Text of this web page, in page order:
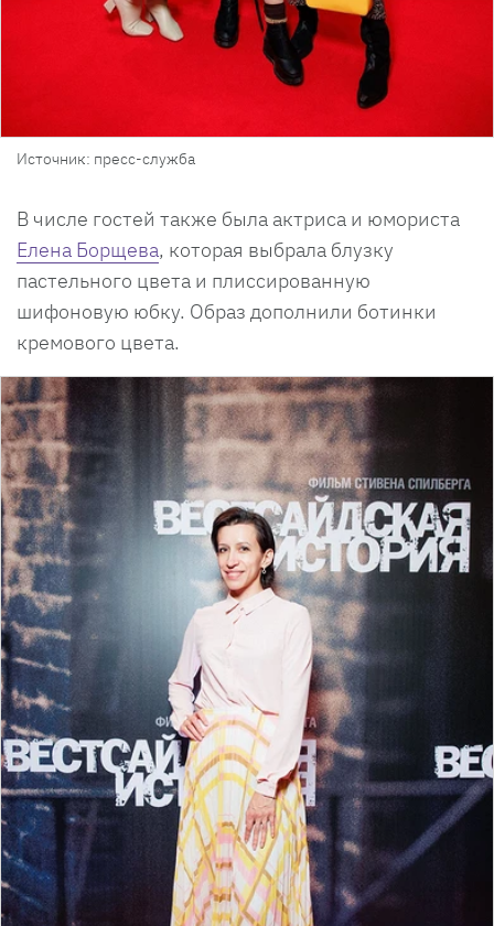
Источник: пресс-служба
В числе гостей также была актриса и юмориста
Елена Борщева, которая выбрала блузку
пастельного цвета и плиссированную
шифоновую юбку. Образ дополнили ботинки
кремового цвета.